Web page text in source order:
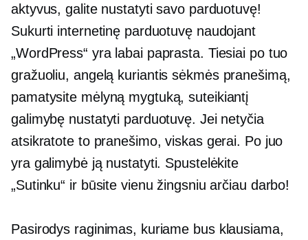
aktyvus, galite nustatyti savo parduotuvę!
Sukurti internetinę parduotuvę naudojant
„WordPress“ yra labai paprasta. Tiesiai po tuo
gražuoliu, angelą kuriantis sėkmės pranešimą,
pamatysite mėlyną mygtuką, suteikiantį
galimybę nustatyti parduotuvę. Jei netyčia
atsikratote to pranešimo, viskas gerai. Po juo
yra galimybė ją nustatyti. Spustelėkite
„Sutinku“ ir būsite vienu žingsniu arčiau darbo!
Pasirodys raginimas, kuriame bus klausiama,